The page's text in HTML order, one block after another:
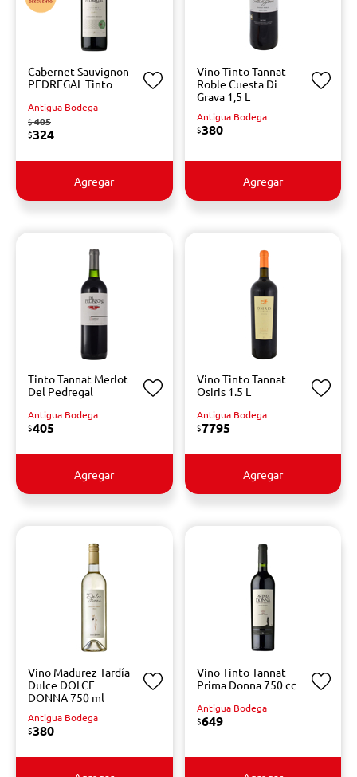
Cabernet Sauvignon
PEDREGAL Tinto
Antigua Bodega
$405
$324
Agregar
Vino Tinto Tannat
Roble Cuesta Di
Grava 1,5 L
Antigua Bodega
$380
Agregar
Tinto Tannat Merlot
Del Pedregal
Antigua Bodega
$405
Agregar
Vino Tinto Tannat
Osiris 1.5 L
Antigua Bodega
$7795
Agregar
Vino Madurez Tardía
Dulce DOLCE
DONNA 750 ml
Antigua Bodega
$380
Vino Tinto Tannat
Prima Donna 750 cc
Antigua Bodega
$649